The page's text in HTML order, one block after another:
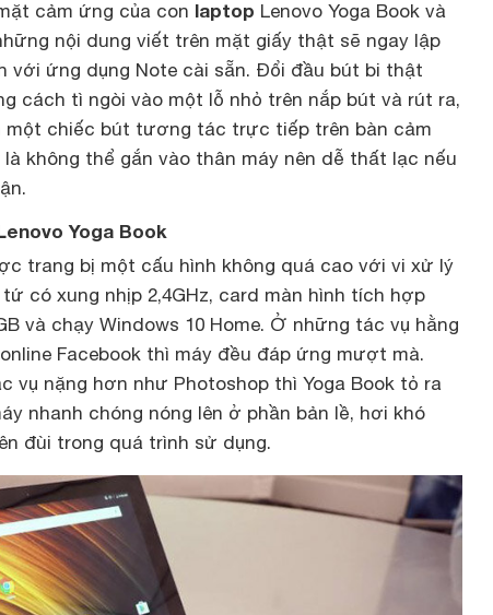
cảm ứng của con laptop Lenovo Yoga Book và
nội dung viết trên mặt giấy thật sẽ ngay lập
với ứng dụng Note cài sẵn. Đổi đầu bút bi thật
cách tì ngòi vào một lỗ nhỏ trên nắp bút và rút ra,
một chiếc bút tương tác trực tiếp trên bàn cảm
không thể gắn vào thân máy nên dễ thất lạc nếu
Yoga Book
trang bị một cấu hình không quá cao với vi xử lý
có xung nhịp 2,4GHz, card màn hình tích hợp
và chạy Windows 10 Home. Ở những tác vụ hằng
Facebook thì máy đều đáp ứng mượt mà.
vụ nặng hơn như Photoshop thì Yoga Book tỏ ra
nhanh chóng nóng lên ở phần bản lề, hơi khó
đùi trong quá trình sử dụng.